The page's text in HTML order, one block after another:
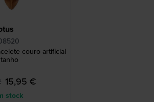
couro artificial
15,95 €
stock